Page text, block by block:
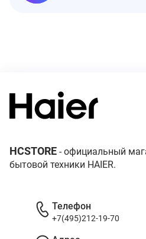
HCSTORE - официальный
бытовой техники HAIER.
Телефон
+7(495)212-19-70